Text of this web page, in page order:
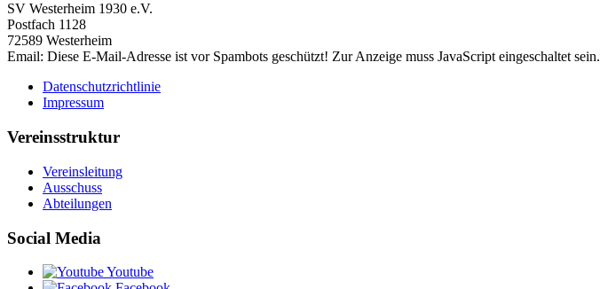
SV Westerheim 1930 e.V.
Postfach 1128
72589 Westerheim
Email: Diese E-Mail-Adresse ist vor Spambots geschützt! Zur Anzeige muss JavaScript eingeschaltet sein.
Datenschutzrichtlinie
Impressum
Vereinsstruktur
Vereinsleitung
Ausschuss
Abteilungen
Social Media
Youtube